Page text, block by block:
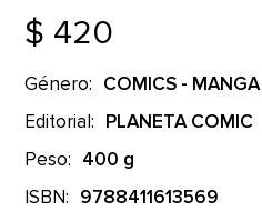
$ 420
Género: COMICS - MANGA
Editorial: PLANETA COMIC
Peso: 400 g
ISBN: 9788411613569